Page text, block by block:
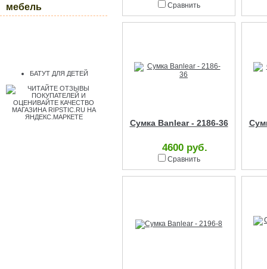
мебель
БАТУТ ДЛЯ ДЕТЕЙ
Сравнить
Сумка Banlear - 2186-36
4600 руб.
Сравнить